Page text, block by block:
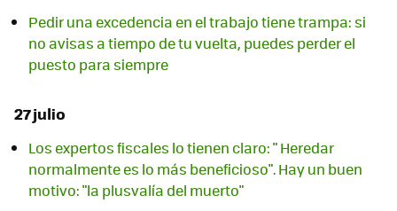
Pedir una excedencia en el trabajo tiene trampa: si
no avisas a tiempo de tu vuelta, puedes perder el
puesto para siempre
27 julio
Los expertos fiscales lo tienen claro: " Heredar
normalmente es lo más beneficioso". Hay un buen
motivo: "la plusvalía del muerto"